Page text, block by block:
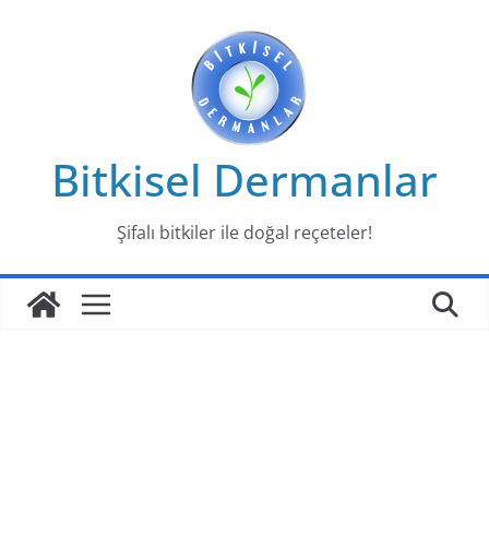
Bitkisel Dermanlar
Şifalı bitkiler ile doğal reçeteler!